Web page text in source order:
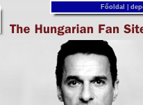
Főoldal